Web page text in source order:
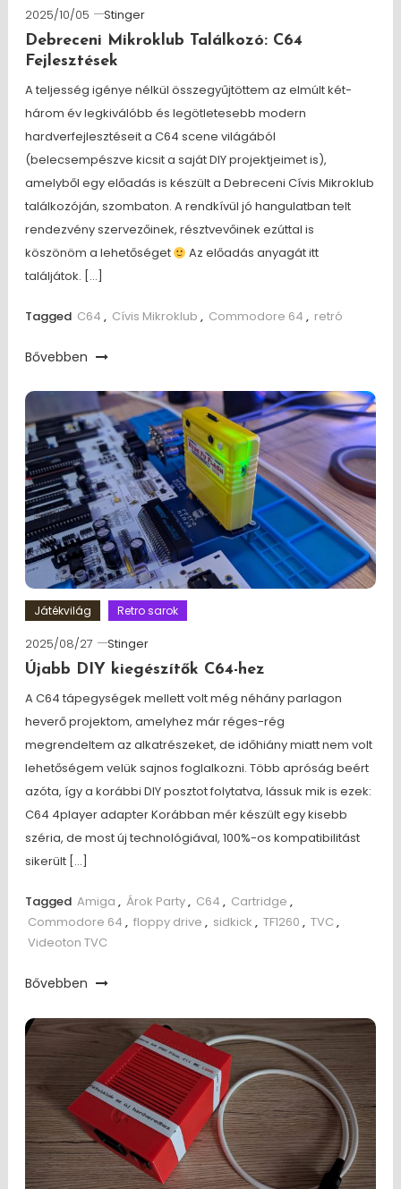
2025/10/05
Stinger
Debreceni Mikroklub Találkozó: C64
Fejlesztések
A teljesség igénye nélkül összegyűjtöttem az elmúlt két-
három év legkiválóbb és legötletesebb modern
hardverfejlesztéseit a C64 scene világából
(belecsempészve kicsit a saját DIY projektjeimet is),
amelyből egy előadás is készült a Debreceni Cívis Mikroklub
találkozóján, szombaton. A rendkívül jó hangulatban telt
rendezvény szervezőinek, résztvevőinek ezúttal is
köszönöm a lehetőséget
Az előadás anyagát itt
találjátok. […]
Tagged C64 , Cívis Mikroklub , Commodore 64 , retró
Bővebben
Játékvilág Retro sarok
2025/08/27
Stinger
Újabb DIY kiegészítők C64-hez
A C64 tápegységek mellett volt még néhány parlagon
heverő projektom, amelyhez már réges-rég
megrendeltem az alkatrészeket, de időhiány miatt nem volt
lehetőségem velük sajnos foglalkozni. Több apróság beért
azóta, így a korábbi DIY posztot folytatva, lássuk mik is ezek:
C64 4player adapter Korábban mér készült egy kisebb
széria, de most új technológiával, 100%-os kompatibilitást
sikerült […]
Tagged Amiga , Árok Party, C64 , Cartridge ,
Commodore 64 , floppy drive , sidkick , TF1260 , TVC ,
Videoton TVC
Bővebben